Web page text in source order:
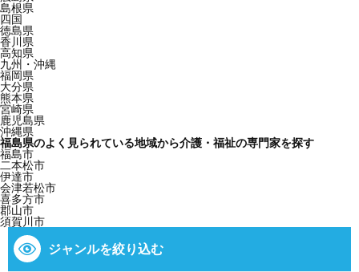
島根県
四国
徳島県
香川県
高知県
九州・沖縄
福岡県
大分県
熊本県
宮崎県
鹿児島県
沖縄県
福島県のよく見られている地域から介護・福祉の専門家を探す
福島市
二本松市
伊達市
会津若松市
喜多方市
郡山市
須賀川市
ジャンルを絞り込む